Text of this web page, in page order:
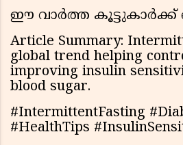
ഈ വാർത്ത കൂട്ടുകാർക്ക്
Article Summary:
global trend helping
improving insulin
blood sugar.
#IntermittentFasting
#HealthTips